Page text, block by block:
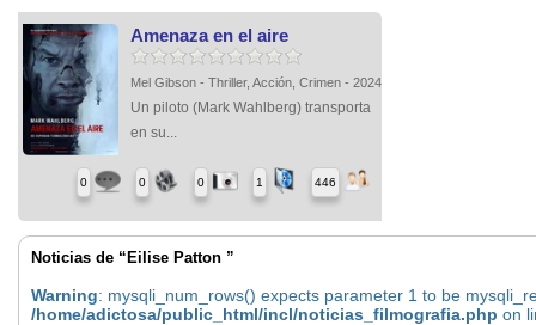
Amenaza en el aire
Mel Gibson - Thriller, Acción, Crimen - 2024
Un piloto (Mark Wahlberg) transporta
en su...
0 0 0 1 446
Noticias de “Eilise Patton ”
Warning: mysqli_num_rows() expects parameter 1 to be
/home/adictosa/public_html/incl/noticias_filmografia.php on